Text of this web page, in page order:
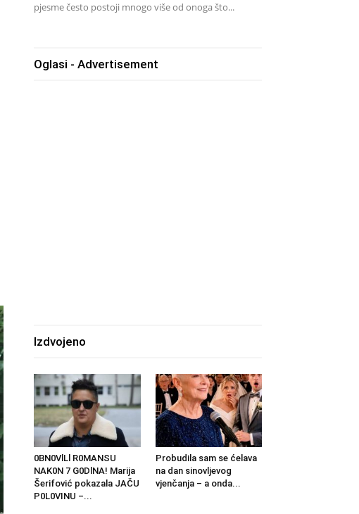
pjesme često postoji mnogo više od onoga što...
Oglasi - Advertisement
Izdvojeno
0BN0VlLl R0MANSU
NAK0N 7 G0DlNA! Marija
Šerifović pokazala JAČU
P0L0VINU –...
Probudila sam se ćelava
na dan sinovljevog
vjenčanja – a onda...